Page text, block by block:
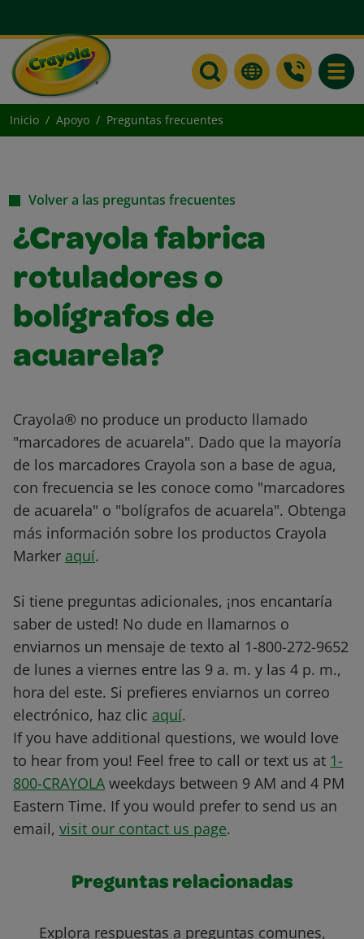
Inicio Apoyo Preguntas frecuentes
Volver a las preguntas frecuentes
¿Crayola fabrica
rotuladores o
bolígrafos de
acuarela?
Crayola® no produce un producto llamado
"marcadores de acuarela". Dado que la mayoría
de los marcadores Crayola son a base de agua,
con frecuencia se les conoce como "marcadores
de acuarela" o "bolígrafos de acuarela". Obtenga
más información sobre los productos Crayola
Marker aquí.
Si tiene preguntas adicionales, ¡nos encantaría
saber de usted! No dude en llamarnos o
enviarnos un mensaje de texto al 1-800-272-9652
de lunes a viernes entre las 9 a. m. y las 4 p. m.,
hora del este. Si prefieres enviarnos un correo
electrónico, haz clic aquí.
If you have additional questions, we would love
to hear from you! Feel free to call or text us at 1-
800-CRAYOLA weekdays between 9 AM and 4 PM
Eastern Time. If you would prefer to send us an
email, visit our contact us page.
Preguntas relacionadas
Explora respuestas a preguntas comunes,